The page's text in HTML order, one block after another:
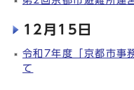
12月15日
令和7年度「京都市事
て